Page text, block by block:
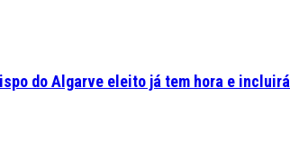
do Algarve eleito já tem hora e